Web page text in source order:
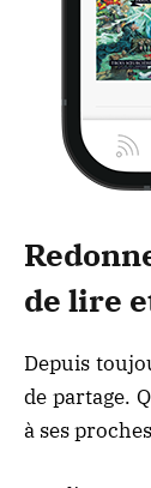
de lire
Depuis
de partage.
à ses